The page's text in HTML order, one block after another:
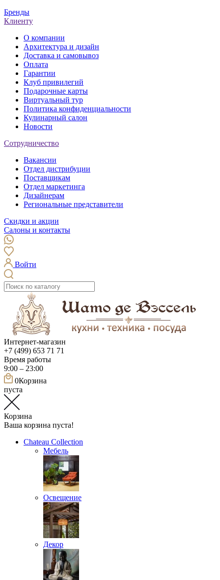
Бренды
Клиенту
О компании
Архитектура и дизайн
Доставка и самовывоз
Оплата
Гарантии
Клуб привилегий
Подарочные карты
Виртуальный тур
Политика конфиденциальности
Кулинарный салон
Новости
Сотрудничество
Вакансии
Отдел дистрибуции
Поставщикам
Отдел маркетинга
Дизайнерам
Региональные представители
Скидки и акции
Салоны и контакты
Войти
Интернет-магазин
+7 (499) 653 71 71
Время работы
9:00 – 23:00
0Корзина
пуста
Корзина
Ваша корзина пуста!
Chateau Collection
Мебель
Освещение
Декор